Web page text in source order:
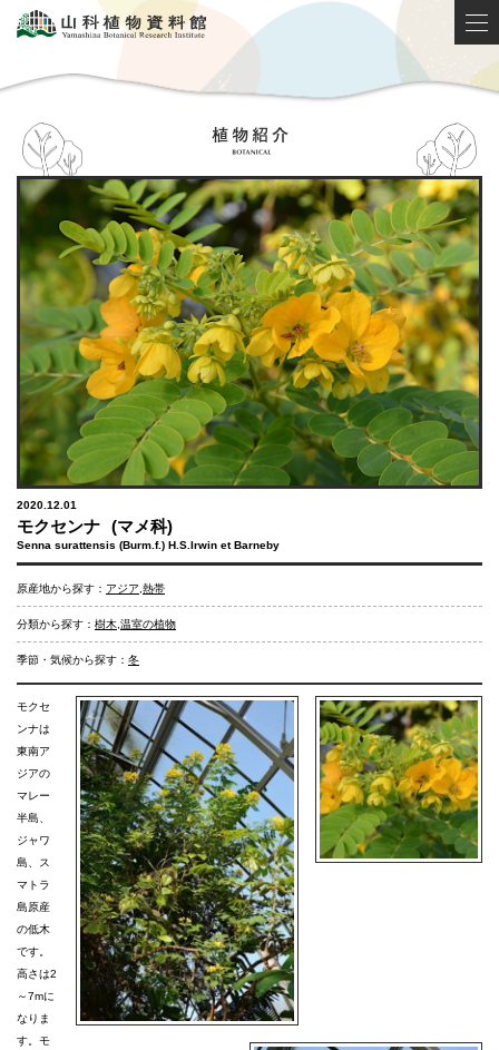
2020.12.01
モクセンナ (マメ科)
Senna surattensis (Burm.f.) H.S.Irwin et Barneby
原産地から探す： アジア 熱帯
分類から探す： 樹木 温室の植物
季節・気候から探す： 冬
モクセ
ンナは
東南ア
ジアの
マレー
半島、
ジャワ
島、ス
マトラ
島原産
の低木
です。
高さは2
～7mに
なりま
す。モ